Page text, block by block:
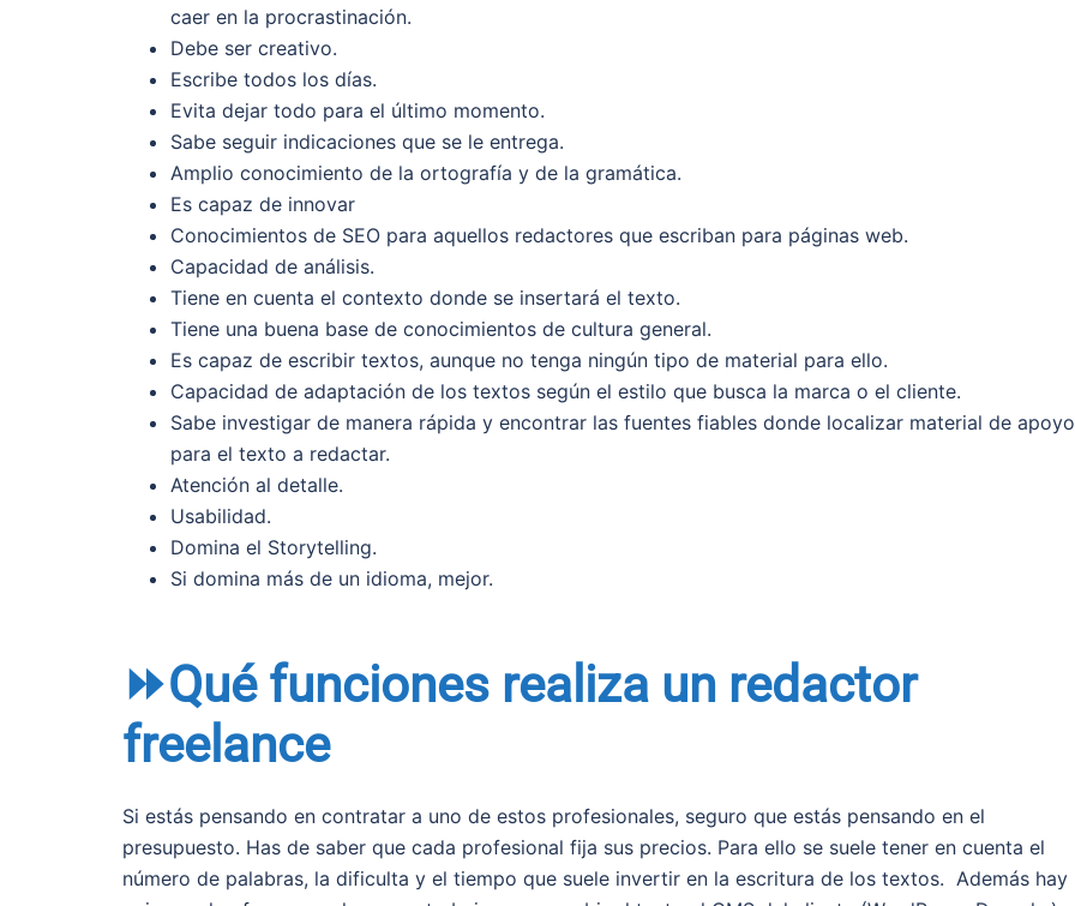
caer en la procrastinación.
Debe ser creativo.
Escribe todos los días.
Evita dejar todo para el último momento.
Sabe seguir indicaciones que se le entrega.
Amplio conocimiento de la ortografía y de la gramática.
Es capaz de innovar
Conocimientos de SEO para aquellos redactores que escriban para páginas web.
Capacidad de análisis.
Tiene en cuenta el contexto donde se insertará el texto.
Tiene una buena base de conocimientos de cultura general.
Es capaz de escribir textos, aunque no tenga ningún tipo de material para ello.
Capacidad de adaptación de los textos según el estilo que busca la marca o el cliente.
Sabe investigar de manera rápida y encontrar las fuentes fiables donde localizar material de apoyo
para el texto a redactar.
Atención al detalle.
Usabilidad.
Domina el Storytelling.
Si domina más de un idioma, mejor.
⏩Qué funciones realiza un redactor
freelance
Si estás pensando en contratar a uno de estos profesionales, seguro que estás pensando en el
presupuesto. Has de saber que cada profesional fija sus precios. Para ello se suele tener en cuenta el
número de palabras, la dificulta y el tiempo que suele invertir en la escritura de los textos. Además hay